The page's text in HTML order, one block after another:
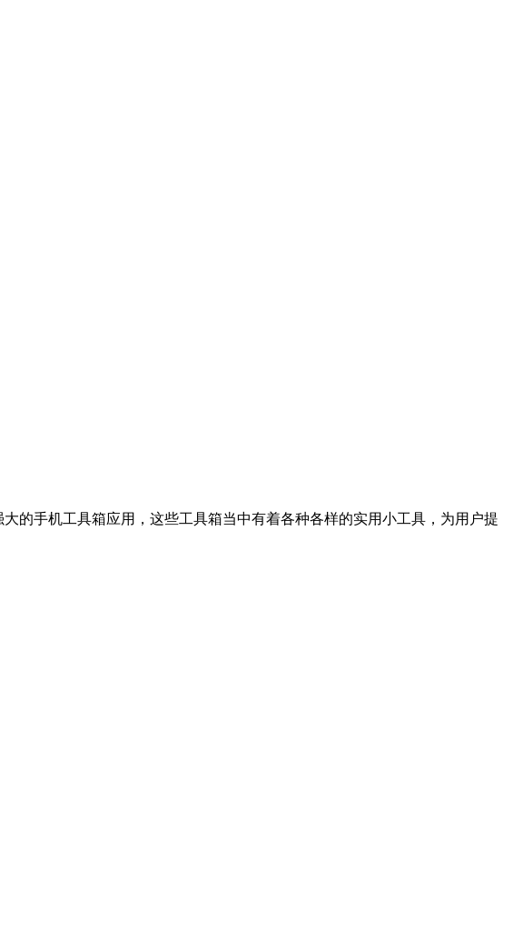
的手机工具箱应用，这些工具箱当中有着各种各样的实用小工具，为用户提